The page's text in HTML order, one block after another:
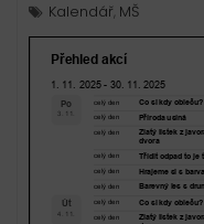
Kalendář, MŠ